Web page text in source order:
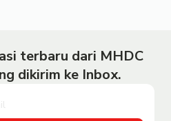
terbaru dari MHDC
dikirim ke Inbox.